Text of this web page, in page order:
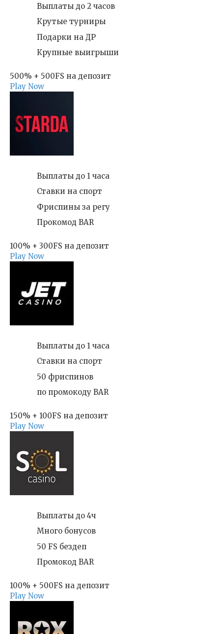
Выплаты до 2 часов
Крутые турниры
Подарки на ДР
Крупные выигрыши
500% + 500FS на депозит
Play Now
Выплаты до 1 часа
Ставки на спорт
Фриспины за регу
Прокомод BAR
100% + 300FS на депозит
Play Now
Выплаты до 1 часа
Ставки на спорт
50 фриспинов
по промокоду BAR
150% + 100FS на депозит
Play Now
Выплаты до 4ч
Много бонусов
50 FS бездеп
Промокод BAR
100% + 500FS на депозит
Play Now